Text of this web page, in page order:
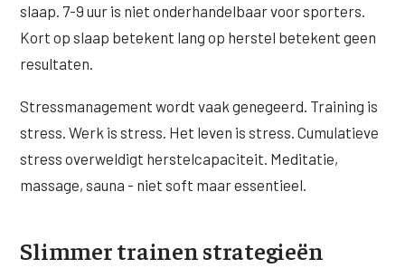
slaap. 7-9 uur is niet onderhandelbaar voor sporters.
Kort op slaap betekent lang op herstel betekent geen
resultaten.
Stressmanagement wordt vaak genegeerd. Training is
stress. Werk is stress. Het leven is stress. Cumulatieve
stress overweldigt herstelcapaciteit. Meditatie,
massage, sauna - niet soft maar essentieel.
Slimmer trainen strategieën